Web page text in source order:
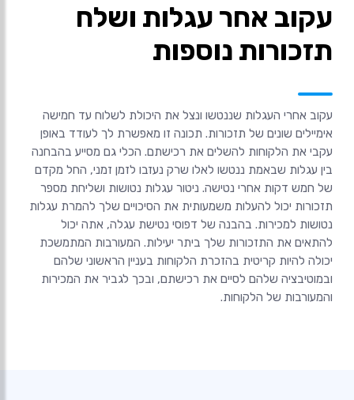
עקוב אחר עגלות ושלח
תזכורות נוספות
עקוב אחרי העגלות שננטשו ונצל את היכולת לשלוח עד חמישה
אימיילים שונים של תזכורות. תכונה זו מאפשרת לך לעודד באופן
עקבי את הלקוחות להשלים את רכישתם. הכלי גם מסייע בהבחנה
בין עגלות שבאמת ננטשו לאלו שרק נעזבו לזמן זמני, החל מקדם
של חמש דקות אחרי נטישה. ניטור עגלות נטושות ושליחת מספר
תזכורות יכול להעלות משמעותית את הסיכויים שלך להמרת עגלות
נטושות למכירות. בהבנה של דפוסי נטישת עגלה, אתה יכול
להתאים את התזכורות שלך ביתר יעילות. המעורבות המתמשכת
יכולה להיות קריטית בהזכרת הלקוחות בעניין הראשוני שלהם
ובמוטיבציה שלהם לסיים את רכישתם, ובכך לגביר את המכירות
והמעורבות של הלקוחות.